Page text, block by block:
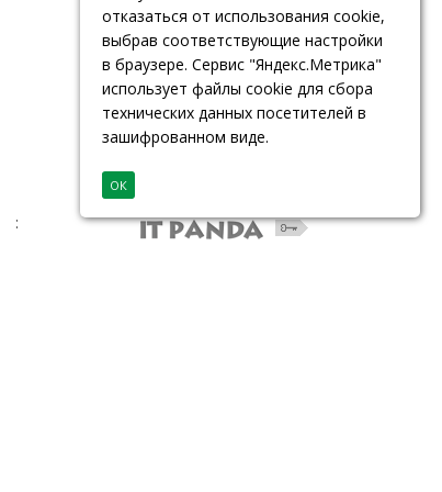
:
отказаться от использования cookie,
выбрав соответствующие настройки
в браузере. Сервис "Яндекс.Метрика"
использует файлы cookie для сбора
технических данных посетителей в
зашифрованном виде.
ОК